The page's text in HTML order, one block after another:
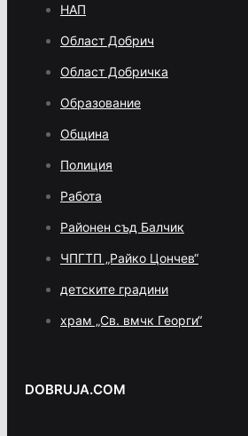
НАП
Област Добрич
Област Добричка
Образование
Община
Полиция
Работа
Районен съд Балчик
ЧПГТП „Райко Цончев“
детските градини
храм „Св. вмчк Георги“
DOBRUJA.COM